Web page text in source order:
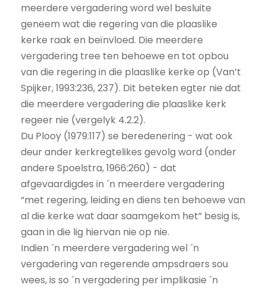
meerdere vergadering word wel besluite
geneem wat die regering van die plaaslike
kerke raak en beïnvloed. Die meerdere
vergadering tree ten behoewe en tot opbou
van die regering in die plaaslike kerke op (Van’t
Spijker, 1993:236, 237). Dit beteken egter nie dat
die meerdere vergadering die plaaslike kerk
regeer nie (vergelyk 4.2.2).
Du Plooy (1979:117) se beredenering - wat ook
deur ander kerkregtelikes gevolg word (onder
andere Spoelstra, 1966:260) - dat
afgevaardigdes in ´n meerdere vergadering
“met regering, leiding en diens ten behoewe van
al die kerke wat daar saamgekom het” besig is,
gaan in die lig hiervan nie op nie.
Indien ´n meerdere vergadering wel ´n
vergadering van regerende ampsdraers sou
wees, is so ´n vergadering per implikasie ´n